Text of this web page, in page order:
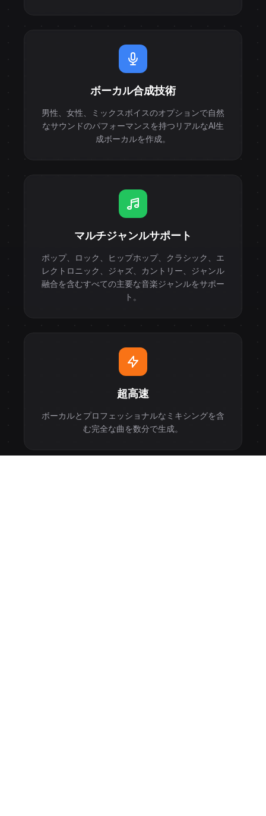
ボーカル合成技術
男性、女性、ミックスボイスのオプションで自然
なサウンドのパフォーマンスを持つリアルなAI生
成ボーカルを作成。
マルチジャンルサポート
ポップ、ロック、ヒップホップ、クラシック、エ
レクトロニック、ジャズ、カントリー、ジャンル
融合を含むすべての主要な音楽ジャンルをサポー
ト。
超高速
ボーカルとプロフェッショナルなミキシングを含
む完全な曲を数分で生成。